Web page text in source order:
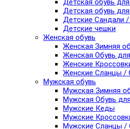
Детская обувь
Детская обувь
Детские Сандали
Детские чешки
Женская обувь
Женская Зимняя
Женская Обувь
Женские
Женские Сланцы /
Мужская обувь
Мужская Зимняя
Мужская Обувь
Мужские Кеды
Мужские
Мужские Сланцы /